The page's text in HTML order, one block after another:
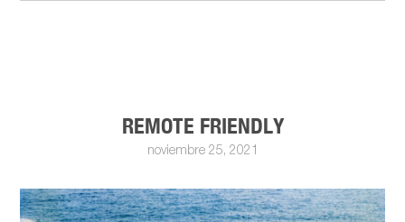
REMOTE FRIENDLY
noviembre 25, 2021